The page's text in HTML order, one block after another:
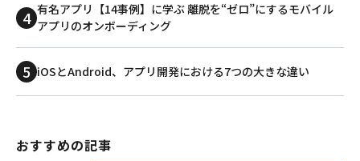
有名アプリ【14事例】に学ぶ 離脱を“ゼロ”にするモバイル
アプリのオンボーディング
iOSとAndroid、アプリ開発における7つの大きな違い
おすすめの記事